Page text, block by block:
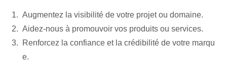
Augmentez la visibilité de votre projet ou domaine.
Aidez-nous à promouvoir vos produits ou services.
Renforcez la confiance et la crédibilité de votre marqu
e.